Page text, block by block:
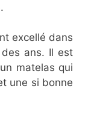
excellé dans
ans. Il est
matelas qui
une si bonne